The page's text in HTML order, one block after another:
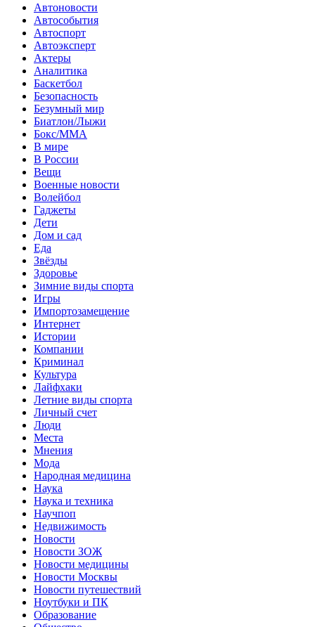
Автоновости
Автособытия
Автоспорт
Автоэксперт
Актеры
Аналитика
Баскетбол
Безопасность
Безумный мир
Биатлон/Лыжи
Бокс/MMA
В мире
В России
Вещи
Военные новости
Волейбол
Гаджеты
Дети
Дом и сад
Еда
Звёзды
Здоровье
Зимние виды спорта
Игры
Импортозамещение
Интернет
Истории
Компании
Криминал
Культура
Лайфхаки
Летние виды спорта
Личный счет
Люди
Места
Мнения
Мода
Народная медицина
Наука
Наука и техника
Научпоп
Недвижимость
Новости
Новости ЗОЖ
Новости медицины
Новости Москвы
Новости путешествий
Ноутбуки и ПК
Образование